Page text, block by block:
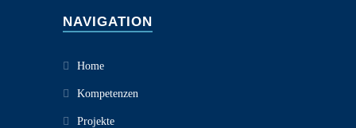
NAVIGATION
Home
Kompetenzen
Projekte